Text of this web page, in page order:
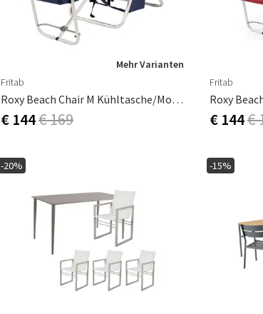
Mehr Varianten
Fritab
Roxy Beach Chair M Kühltasche/Mobile Pocket Blau
€ 144€ 169
Fritab
€ 144€
-20% -15%